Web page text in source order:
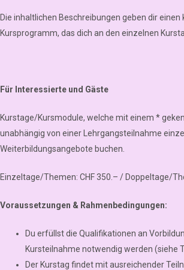
Die inhaltlichen Beschreibungen geben dir einen
Kursprogramm, das dich an den einzelnen
Für Interessierte und Gäste
Kurstage/Kursmodule, welche mit einem *
unabhängig von einer Lehrgangsteilnahme
Weiterbildungsangebote buchen.
Einzeltage/Themen: CHF 350.– / Doppeltage/
Voraussetzungen & Rahmenbedingungen:
Du erfüllst die Qualifikationen an
Kursteilnahme notwendig werden (siehe
Der Kurstag findet mit ausreichender